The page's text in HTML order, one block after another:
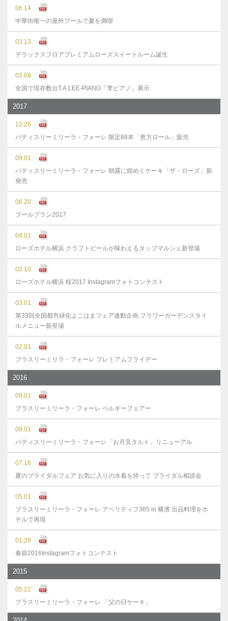
06.14
中華街唯一の屋外プールで夏を満喫
03.13
デラックスフロアプレミアムローズスイートルーム誕生
03.09
全国で現存数台T.A.LEE-PIANO「李ピアノ」展示
2017
12.26
パティスリーミリーラ・フォーレ 限定88本「恵方ロール」販売
09.01
パティスリーミリーラ・フォーレ 朝露に煌めくケーキ「ザ・ローズ」新
発売
06.20
プールプラン2017
04.01
ローズホテル横浜 クラフトビールが味わえるタップマルシェ新登場
03.10
ローズホテル横浜 桜2017 Instagramフォトコンテスト
03.01
第33回全国都市緑化よこはまフェア連動企画 フラワーガーデンスタイ
ルメニュー新登場
02.01
ブラスリーミリラ・フォーレ プレミアムフライデー
2016
09.01
ブラスリーミリーラ・フォーレ ベルギーフェアー
09.01
パティスリーミリーラ・フォーレ「お月見タルト」リニューアル
07.16
夏のブライダルフェア お気に入りの水着を持って ブライダル相談会
05.01
ブラスリーミリーラ・フォーレ アペリティフ365 in 横濱 出品料理をホ
テルで再現
01.29
春節2016Instagramフォトコンテスト
2015
05.22
ブラスリーミリーラ・フォーレ 「父の日ケーキ」